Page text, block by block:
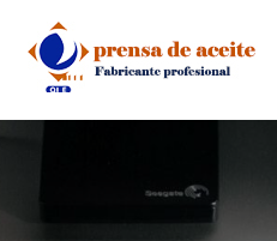
content